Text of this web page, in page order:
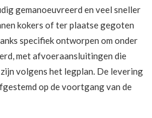
gemanoeuvreerd en veel sneller
kokers of ter plaatse gegoten
specifiek ontworpen om onder
met afvoeraansluitingen die
volgens het legplan. De levering
op de voortgang van de